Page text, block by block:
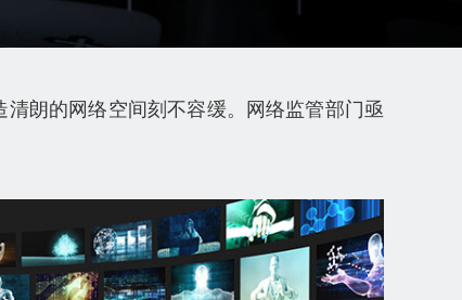
朗的网络空间刻不容缓。网络监管部门亟